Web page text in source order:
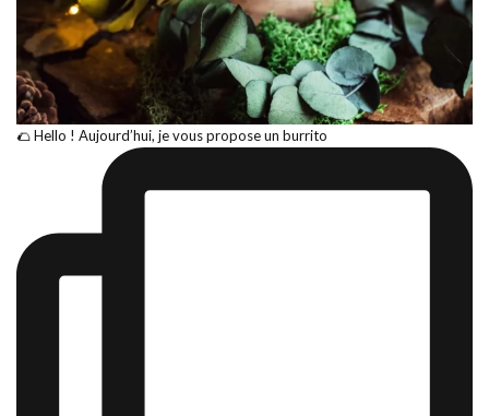
🌮 Hello ! Aujourd’hui, je vous propose un burrito